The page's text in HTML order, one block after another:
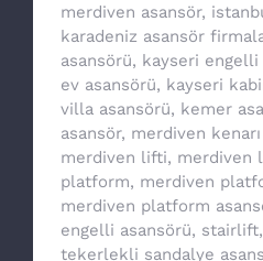
merdiven asansör,
karadeniz asansör
asansörü, kayseri
ev asansörü, kayseri
villa asansörü, kemer
asansör, merdiven
merdiven lifti, merdiven
platform, merdiven
merdiven platform
engelli asansörü, stairlift,
tekerlekli sandalye